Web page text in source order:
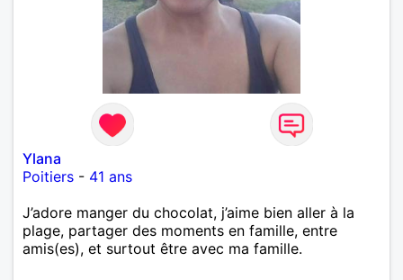
Ylana
Poitiers - 41 ans
J’adore manger du chocolat, j’aime bien aller à la
plage, partager des moments en famille, entre
amis(es), et surtout être avec ma famille.